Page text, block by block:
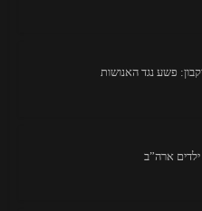
פשע נגד האנושות
ארה”ב